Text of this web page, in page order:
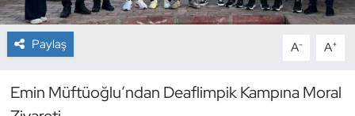
Paylaş A- A+
Emin Müftüoğlu’ndan Deaflimpik Kampına Moral
Dağcılık
Dans Sporları
Dövüş Sanatı